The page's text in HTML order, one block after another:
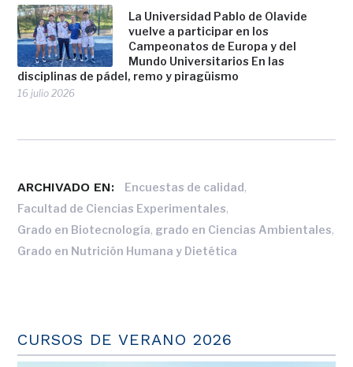
La Universidad Pablo de Olavide
vuelve a participar en los
Campeonatos de Europa y del
Mundo Universitarios En las
disciplinas de pádel, remo y piragüismo
16 julio 2026
ARCHIVADO EN: Encuestas de calidad,
Facultad de Ciencias Experimentales,
Grado en Biotecnología, grado en Ciencias Ambientales,
Grado en Nutrición Humana y Dietética
CURSOS DE VERANO 2026